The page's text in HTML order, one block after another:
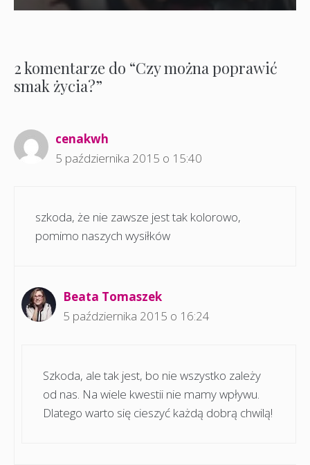
2 komentarze do “Czy można poprawić
smak życia?”
cenakwh
5 października 2015 o 15:40
szkoda, że nie zawsze jest tak kolorowo,
pomimo naszych wysiłków
Beata Tomaszek
5 października 2015 o 16:24
Szkoda, ale tak jest, bo nie wszystko zależy
od nas. Na wiele kwestii nie mamy wpływu.
Dlatego warto się cieszyć każdą dobrą chwilą!